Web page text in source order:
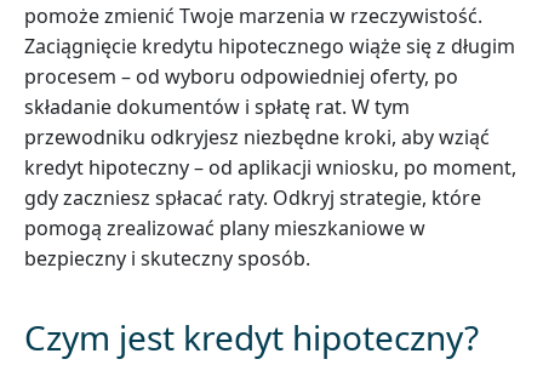
pomoże zmienić Twoje marzenia w rzeczywistość.
Zaciągnięcie kredytu hipotecznego wiąże się z długim
procesem – od wyboru odpowiedniej oferty, po
składanie dokumentów i spłatę rat. W tym
przewodniku odkryjesz niezbędne kroki, aby wziąć
kredyt hipoteczny – od aplikacji wniosku, po moment,
gdy zaczniesz spłacać raty. Odkryj strategie, które
pomogą zrealizować plany mieszkaniowe w
bezpieczny i skuteczny sposób.
Czym jest kredyt hipoteczny?